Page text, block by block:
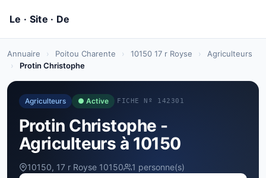
Annuaire › Poitou Charente › 10150 17 r Royse ›
Agriculteurs
›
Protin Christophe
Agriculteurs ● Active FICHE Nº 142301
Protin Christophe -
Agriculteurs à 10150
10150, 17 r Royse 10150
1 personne(s)